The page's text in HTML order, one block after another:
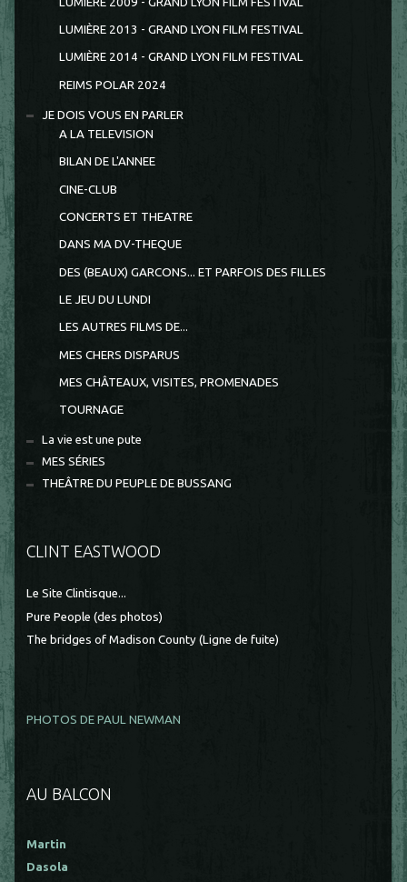
LUMIÈRE 2013 - GRAND LYON FILM FESTIVAL
LUMIÈRE 2014 - GRAND LYON FILM FESTIVAL
REIMS POLAR 2024
JE DOIS VOUS EN PARLER
A LA TELEVISION
BILAN DE L'ANNEE
CINE-CLUB
CONCERTS ET THEATRE
DANS MA DV-THEQUE
DES (BEAUX) GARCONS... ET PARFOIS DES FILLES
LE JEU DU LUNDI
LES AUTRES FILMS DE...
MES CHERS DISPARUS
MES CHÂTEAUX, VISITES, PROMENADES
TOURNAGE
La vie est une pute
MES SÉRIES
THEÂTRE DU PEUPLE DE BUSSANG
CLINT EASTWOOD
Le Site Clintisque...
Pure People (des photos)
The bridges of Madison County (Ligne de fuite)
PHOTOS DE PAUL NEWMAN
AU BALCON
Martin
Dasola